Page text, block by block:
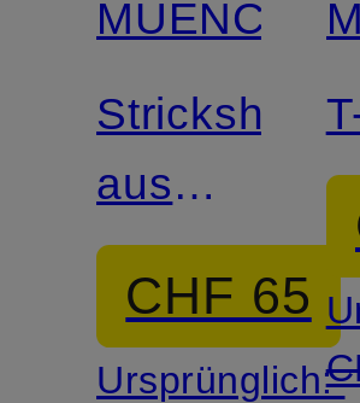
MUENCHEN
Strickshirt
aus
Merinowolle
CHF 65
Ursprünglich: